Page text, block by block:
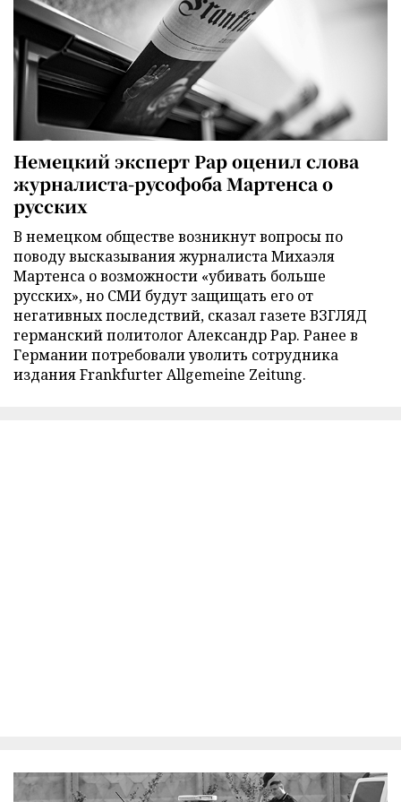
Немецкий эксперт Рар оценил слова
журналиста-русофоба Мартенса о
русских
В немецком обществе возникнут вопросы по
поводу высказывания журналиста Михаэля
Мартенса о возможности «убивать больше
русских», но СМИ будут защищать его от
негативных последствий, сказал газете ВЗГЛЯД
германский политолог Александр Рар. Ранее в
Германии потребовали уволить сотрудника
издания Frankfurter Allgemeine Zeitung.